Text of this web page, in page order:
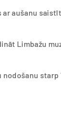
aušanu
Limbažu
nodošanu